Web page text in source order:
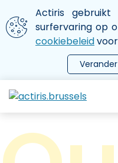
Aller au contenu principal
We gebruiken cookies
Actiris
surfervaring op
cookiebeleid
le menu